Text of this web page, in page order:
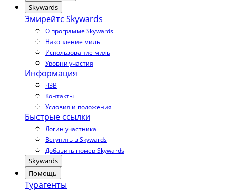
Skywards
Эмирейтс Skywards
О программе Skywards
Накопление миль
Использование миль
Уровни участия
Информация
ЧЗВ
Контакты
Условия и положения
Быстрые ссылки
Логин участника
Вступить в Skywards
Добавить номер Skywards
Skywards
Помощь
Турагенты